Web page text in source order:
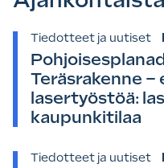
Tiedotteet ja uutiset
Teräsrakenne –
lasertyöstöä:
kaupunkitilaa
Tiedotteet ja uutiset